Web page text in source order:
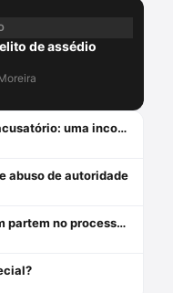
de assédio
O artigo 385 do cpp e o sistema acusatório: uma incompatiblidade com a constituição federal
abuso de autoridade
A aplicação da analogia in malam partem no processo penal brasileiro